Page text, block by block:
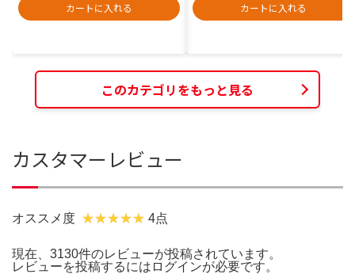
カートに入れる
カートに入れる
このカテゴリをもっと見る
カスタマーレビュー
オススメ度 4点
現在、3130件のレビューが投稿されています。
レビューを投稿するには ログインが必要です。